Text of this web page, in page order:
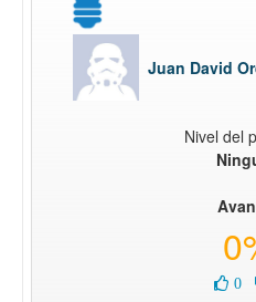
Juan David
Nivel del
0